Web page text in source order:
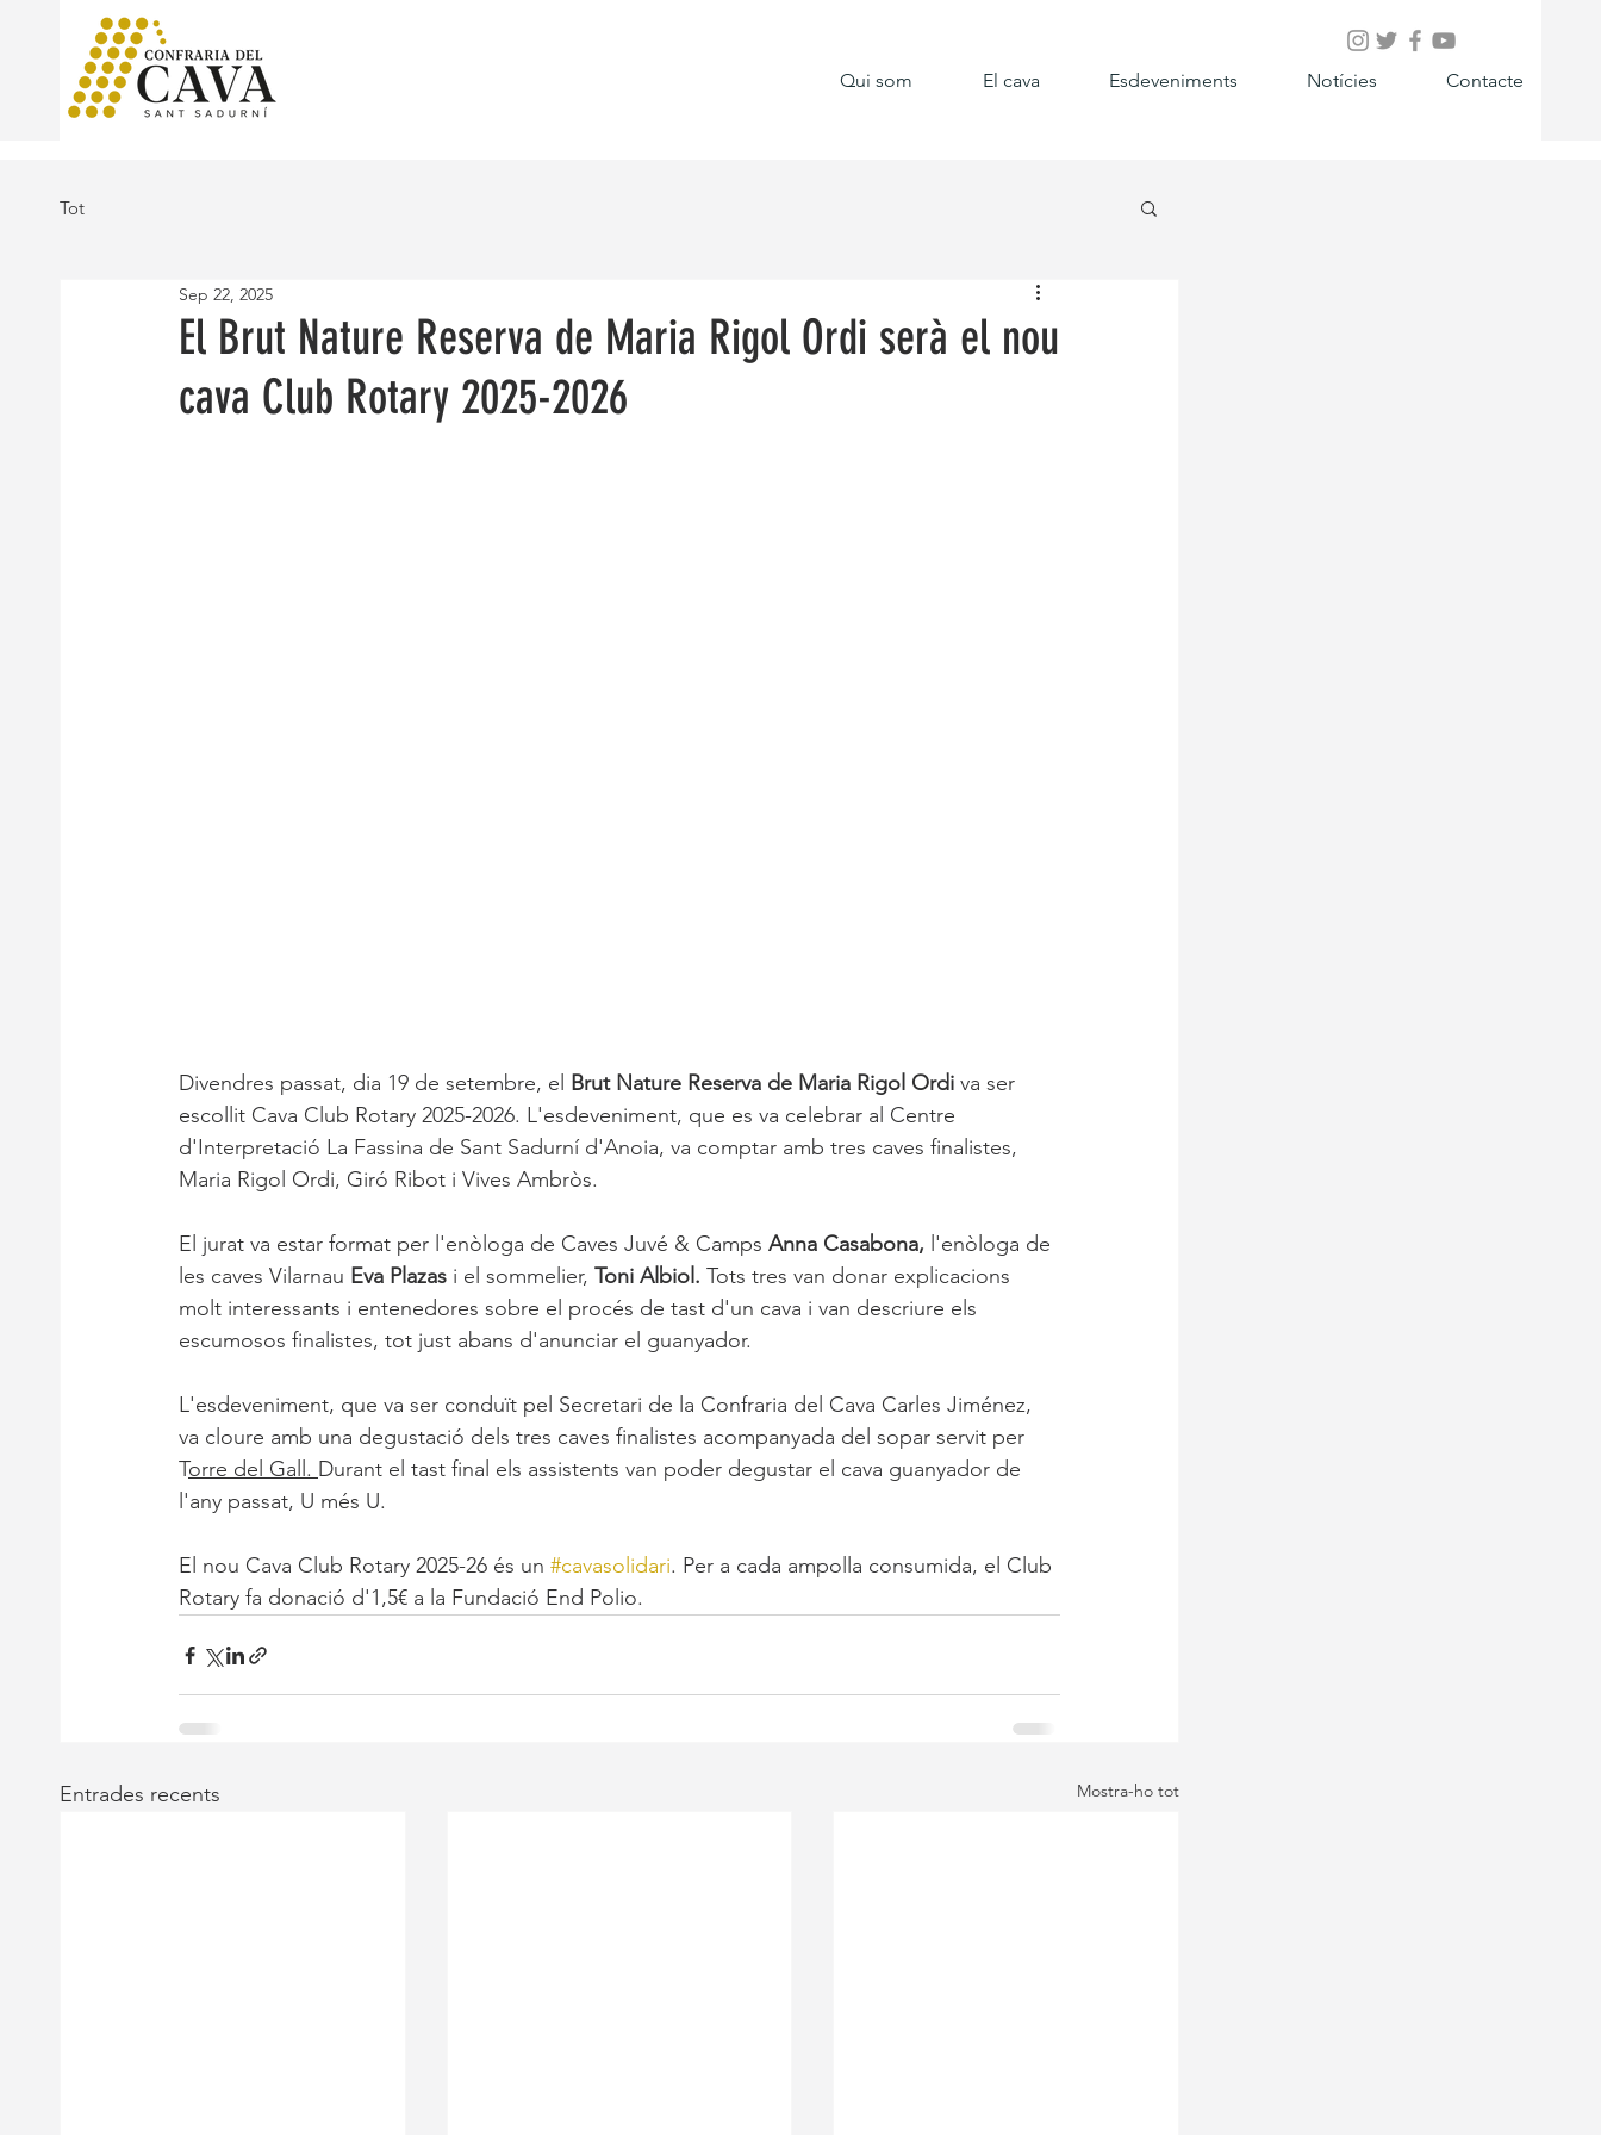
Qui som El cava Esdeveniments Notícies Contacte
Tot
El Brut Nature Reserva de Maria Rigol Ordi serà el nou
cava Club Rotary 2025-2026
Sep 22, 2025
Divendres passat, dia 19 de setembre, el Brut Nature Reserva de Maria Rigol Ordi va ser
escollit Cava Club Rotary 2025-2026. L'esdeveniment, que es va celebrar al Centre
d'Interpretació La Fassina de Sant Sadurní d'Anoia, va comptar amb tres caves finalistes,
Maria Rigol Ordi, Giró Ribot i Vives Ambròs.
El jurat va estar format per l'enòloga de Caves Juvé & Camps Anna Casabona, l'enòloga de
les caves Vilarnau Eva Plazas i el sommelier, Toni Albiol. Tots tres van donar explicacions
molt interessants i entenedores sobre el procés de tast d'un cava i van descriure els
escumosos finalistes, tot just abans d'anunciar el guanyador.
L'esdeveniment, que va ser conduït pel Secretari de la Confraria del Cava Carles Jiménez,
va cloure amb una degustació dels tres caves finalistes acompanyada del sopar servit per
Torre del Gall. Durant el tast final els assistents van poder degustar el cava guanyador de
l'any passat, U més U.
El nou Cava Club Rotary 2025-26 és un #cavasolidari. Per a cada ampolla consumida, el Club
Rotary fa donació d'1,5€ a la Fundació End Polio.
Entrades recents Mostra-ho tot